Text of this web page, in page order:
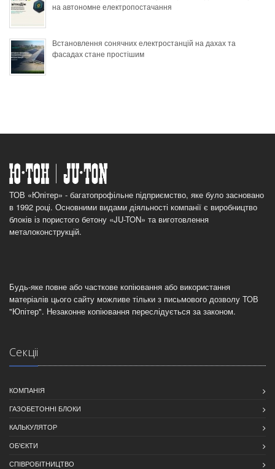
на автономне електропостачання
Встановлення сонячних електростанцій на дахах та
фасадах стане простішим
ТОВ «Юпітер» - багатопрофільне підприємство, яке було засновано
в 1992 році. Основними видами діяльності компанії є виробництво
блоків із пористого бетону «JU-TON» та виготовлення
металоконструкцій.
Будь-яке повне або часткове копіювання або використання
матеріалів цього сайту можливе тільки з письмового дозволу ТОВ
"Юпітер". Незаконне копіювання переслідується за законом.
Секцii
КОМПАНIЯ
ГАЗОБЕТОННІ БЛОКИ
КАЛЬКУЛЯТОР
ОБ'ЄКТИ
СПІВРОБІТНИЦТВО